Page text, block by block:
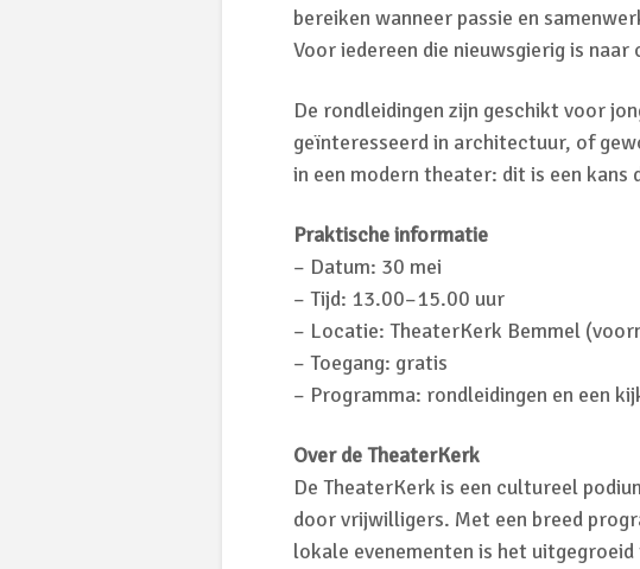
bereiken wanneer passie en
Voor iedereen die nieuwsgierig is
De rondleidingen zijn geschikt voor
geïnteresseerd in architectuur, of
in een modern theater: dit is een kans
Praktische informatie
– Datum: 30 mei
– Tijd: 13.00–15.00 uur
– Locatie: TheaterKerk Bemmel
– Toegang: gratis
– Programma: rondleidingen en een
Over de TheaterKerk
De TheaterKerk is een cultureel
door vrijwilligers. Met een breed
lokale evenementen is het